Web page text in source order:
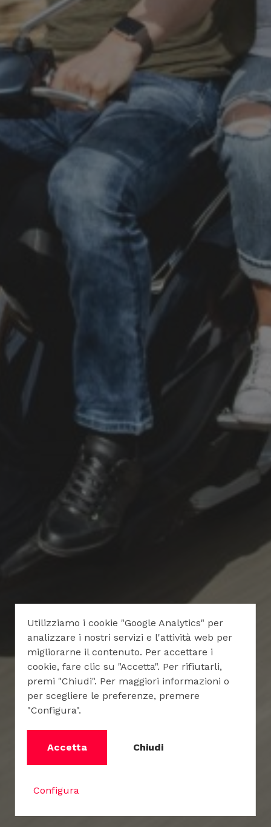
Utilizziamo i cookie "Google Analytics" per
analizzare i nostri servizi e l'attività web per
migliorarne il contenuto. Per accettare i
cookie, fare clic su "Accetta". Per rifiutarli,
premi "Chiudi". Per maggiori informazioni o
per scegliere le preferenze, premere
"Configura".
Accetta Chiudi
Configura